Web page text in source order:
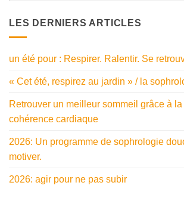
LES DERNIERS ARTICLES
un été pour : Respirer. Ralentir. Se
« Cet été, respirez au jardin » / la
Retrouver un meilleur sommeil grâce à
cohérence cardiaque
2026: Un programme de sophrologie
motiver.
2026: agir pour ne pas subir